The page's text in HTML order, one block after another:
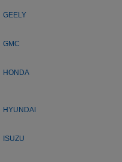
GEELY
GMC
HONDA
HYUNDAI
ISUZU